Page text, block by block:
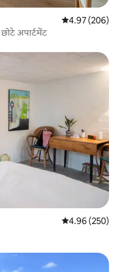
5 पैकी 4.97
4.97 (206)
अपार्टमेंट
5 पैकी 4.96
4.96 (250)